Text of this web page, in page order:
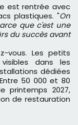
est rentrée avec
plastiques. "On
que c'est une
du succès avant
vous. Les petits
dans les
dédiées
50 000 et 80
printemps 2027,
de restauration